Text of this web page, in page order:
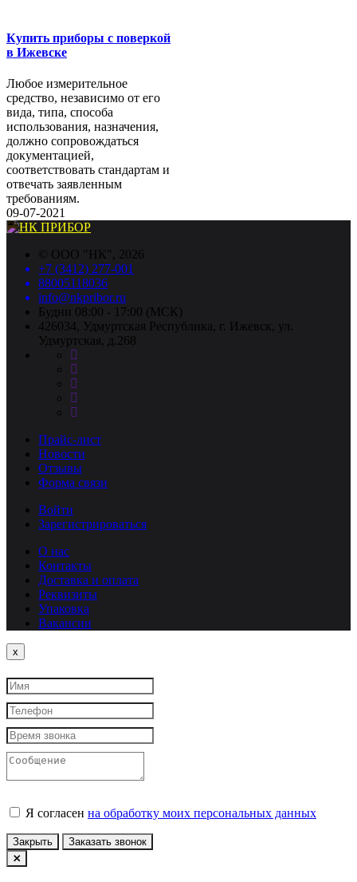
Купить приборы с поверкой
в Ижевске
Любое измерительное
средство, независимо от его
вида, типа, способа
использования, назначения,
должно сопровождаться
документацией,
соответствовать стандартам и
отвечать заявленным
требованиям.
09-07-2021
© ООО "НК", 2026
+7 (3412) 277-001
88005118036
info@nkpribor.ru
Будни 08:00 - 17:00 (МСК)
426034, Удмуртская Республика, г. Ижевск, ул.
Удмуртская, д.268
Прайс-лист
Новости
Отзывы
Форма связи
Войти
Зарегистрироваться
О нас
Контакты
Доставка и оплата
Реквизиты
Упаковка
Вакансии
x
Я согласен на обработку моих персональных данных
Закрыть Заказать звонок